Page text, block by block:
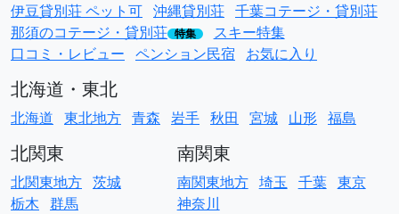
伊豆貸別荘 ペット可 沖縄貸別荘 千葉コテージ・貸別荘
那須のコテージ・貸別荘 特集
スキー特集
口コミ・レビュー ペンション民宿 お気に入り
北海道・東北
北海道 東北地方 青森 岩手 秋田 宮城 山形 福島
北関東
北関東地方 茨城
栃木 群馬
南関東
南関東地方 埼玉 千葉 東京
神奈川